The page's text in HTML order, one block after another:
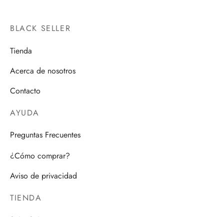
BLACK SELLER
Tienda
Acerca de nosotros
Contacto
AYUDA
Preguntas Frecuentes
¿Cómo comprar?
Aviso de privacidad
TIENDA